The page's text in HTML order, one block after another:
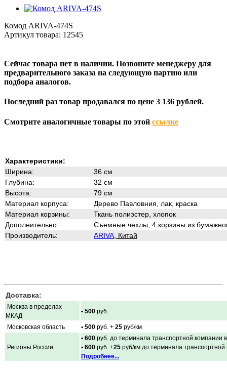
Комод ARIVA-474S
Артикул товара: 12545
Сейчас товара нет в наличии. Позвоните менеджеру для
предварительного заказа на следующую партию или
подбора аналогов.
Последний раз товар продавался по цене 3 136 рублей.
Смотрите аналогичные товары по этой ссылке
Характеристики:
Ширина:
36 см
Глубина:
32 см
Высота:
79 см
Материал корпуса:
Дерево Павловния, лак, краска
Материал корзины:
Ткань полиэстер, хлопок
Дополнительно:
Съемные чехлы, 4 корзины из
Производитель:
ARIVA , Китай
Доставка:
Москва в пределах
МКАД
• 500 руб.
Московская область • 500 руб. + 25 руб/км
Регионы России
• 600 руб. до терминала транспортной компании
• 600 руб. +25 руб/км до терминала
Подробнее...